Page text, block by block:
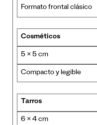
Formato frontal clásico
Cosméticos
5 × 5 cm
Compacto y legible
Tarros
6 × 4 cm